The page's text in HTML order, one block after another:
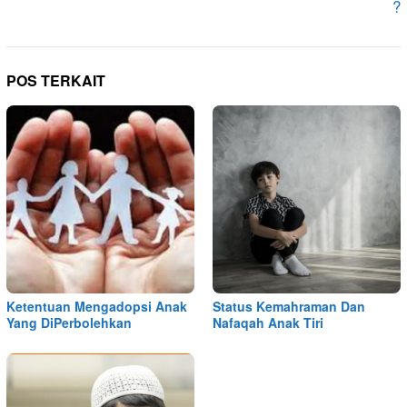
?
POS TERKAIT
Ketentuan Mengadopsi Anak
Yang DiPerbolehkan
Status Kemahraman Dan
Nafaqah Anak Tiri